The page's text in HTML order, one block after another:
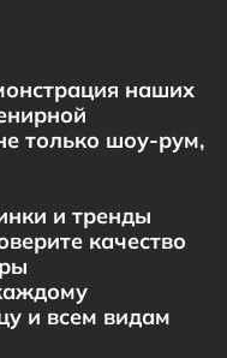
наших
только шоу-рум,
и тренды
качество
и всем видам